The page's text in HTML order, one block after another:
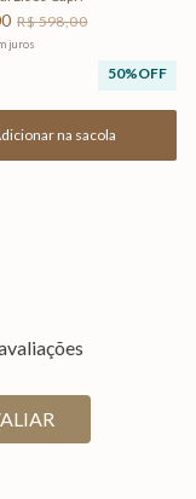
R$598,00
juros
50%OFF
na sacola